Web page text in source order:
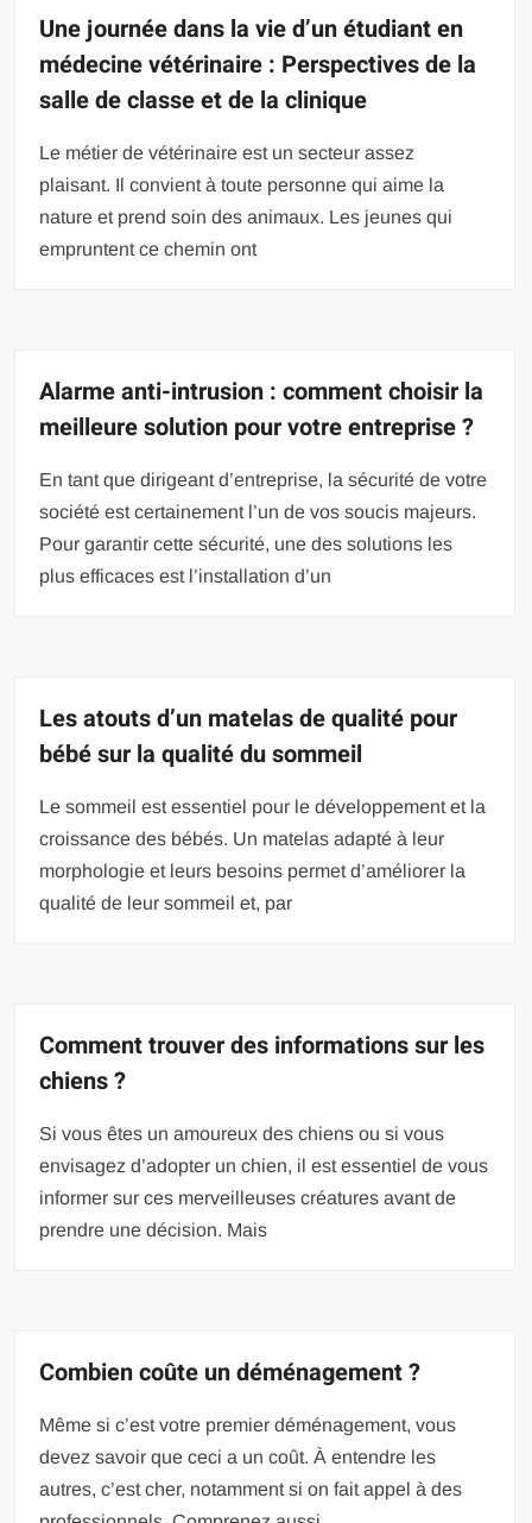
Une journée dans la vie d’un étudiant en
médecine vétérinaire : Perspectives de la
salle de classe et de la clinique
Le métier de vétérinaire est un secteur assez
plaisant. Il convient à toute personne qui aime la
nature et prend soin des animaux. Les jeunes qui
empruntent ce chemin ont
Alarme anti-intrusion : comment choisir la
meilleure solution pour votre entreprise ?
En tant que dirigeant d’entreprise, la sécurité de votre
société est certainement l’un de vos soucis majeurs.
Pour garantir cette sécurité, une des solutions les
plus efficaces est l’installation d’un
Les atouts d’un matelas de qualité pour
bébé sur la qualité du sommeil
Le sommeil est essentiel pour le développement et la
croissance des bébés. Un matelas adapté à leur
morphologie et leurs besoins permet d’améliorer la
qualité de leur sommeil et, par
Comment trouver des informations sur les
chiens ?
Si vous êtes un amoureux des chiens ou si vous
envisagez d’adopter un chien, il est essentiel de vous
informer sur ces merveilleuses créatures avant de
prendre une décision. Mais
Combien coûte un déménagement ?
Même si c’est votre premier déménagement, vous
devez savoir que ceci a un coût. À entendre les
autres, c’est cher, notamment si on fait appel à des